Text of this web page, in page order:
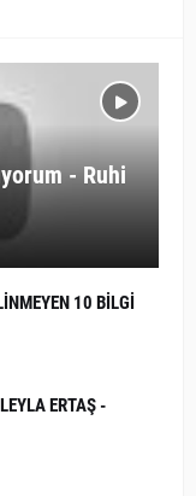
- Ruhi
10 BİLGİ
ERTAŞ -